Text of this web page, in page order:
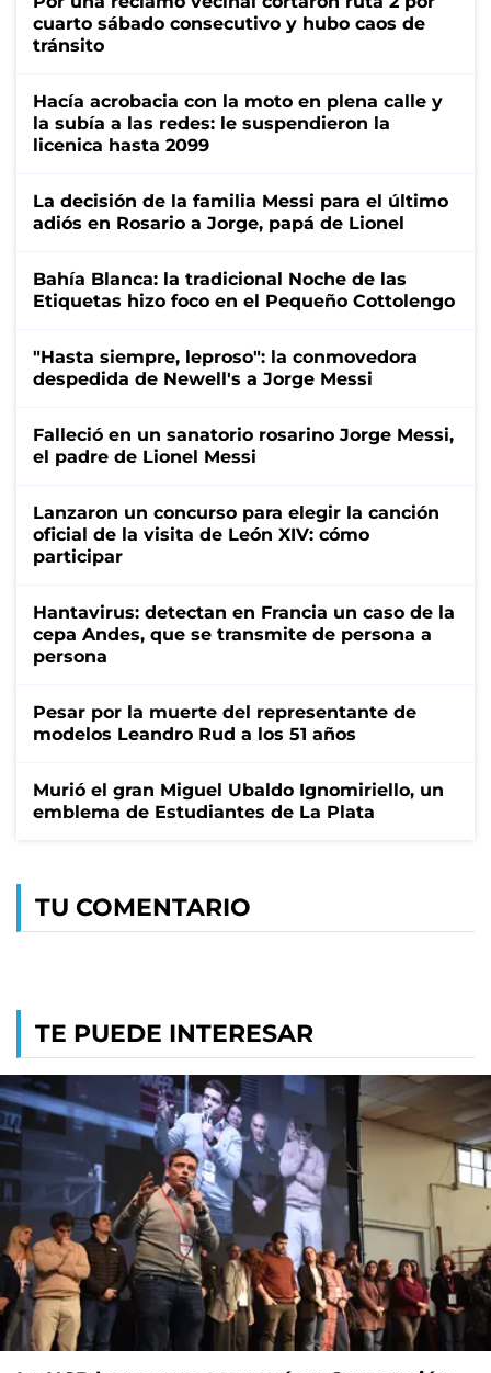
cuarto sábado consecutivo y hubo caos de
tránsito
Hacía acrobacia con la moto en plena calle y
la subía a las redes: le suspendieron la
licenica hasta 2099
La decisión de la familia Messi para el último
adiós en Rosario a Jorge, papá de Lionel
Bahía Blanca: la tradicional Noche de las
Etiquetas hizo foco en el Pequeño Cottolengo
"Hasta siempre, leproso": la conmovedora
despedida de Newell's a Jorge Messi
Falleció en un sanatorio rosarino Jorge Messi,
el padre de Lionel Messi
Lanzaron un concurso para elegir la canción
oficial de la visita de León XIV: cómo
participar
Hantavirus: detectan en Francia un caso de la
cepa Andes, que se transmite de persona a
persona
Pesar por la muerte del representante de
modelos Leandro Rud a los 51 años
Murió el gran Miguel Ubaldo Ignomiriello, un
emblema de Estudiantes de La Plata
TU COMENTARIO
TE PUEDE INTERESAR